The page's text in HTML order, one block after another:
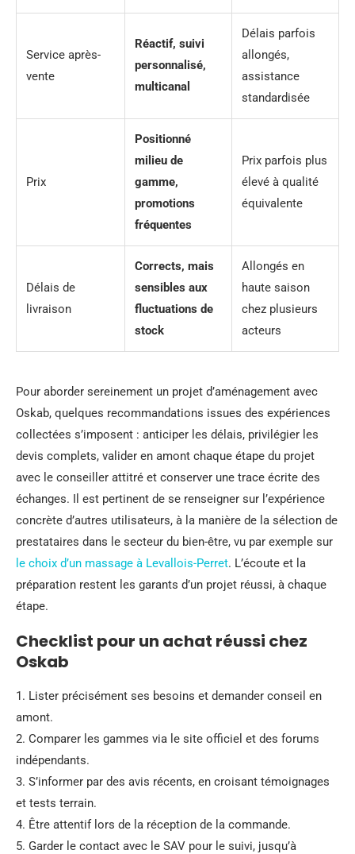
Service après-
vente
Réactif, suivi
personnalisé,
multicanal
Délais parfois
allongés,
assistance
standardisée
Prix
Positionné
milieu de
gamme,
promotions
fréquentes
Prix parfois plus
élevé à qualité
équivalente
Délais de
livraison
Corrects, mais
sensibles aux
fluctuations de
stock
Allongés en
haute saison
chez plusieurs
acteurs
Pour aborder sereinement un projet d’aménagement avec
Oskab, quelques recommandations issues des expériences
collectées s’imposent : anticiper les délais, privilégier les
devis complets, valider en amont chaque étape du projet
avec le conseiller attitré et conserver une trace écrite des
échanges. Il est pertinent de se renseigner sur l’expérience
concrète d’autres utilisateurs, à la manière de la sélection de
prestataires dans le secteur du bien-être, vu par exemple sur
le choix d’un massage à Levallois-Perret. L’écoute et la
préparation restent les garants d’un projet réussi, à chaque
étape.
Checklist pour un achat réussi chez
Oskab
1. Lister précisément ses besoins et demander conseil en
amont.
2. Comparer les gammes via le site officiel et des forums
indépendants.
3. S’informer par des avis récents, en croisant témoignages
et tests terrain.
4. Être attentif lors de la réception de la commande.
5. Garder le contact avec le SAV pour le suivi, jusqu’à